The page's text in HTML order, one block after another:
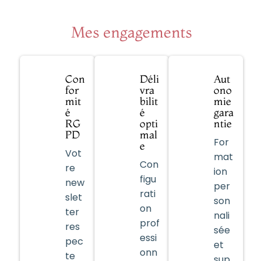
Mes engagements
Con
for
mit
é
RG
PD
Vot
re
new
slet
ter
res
pec
te
Déli
vra
bilit
é
opti
mal
e
Con
figu
rati
on
prof
essi
onn
Aut
ono
mie
gara
ntie
For
mat
ion
per
son
nali
sée
et